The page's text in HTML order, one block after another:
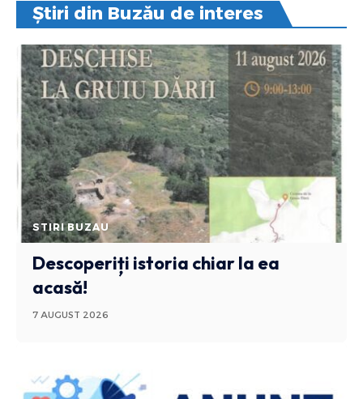
Știri din Buzău de interes
STIRI BUZAU
Descoperiți istoria chiar la ea
acasă!
7 AUGUST 2026